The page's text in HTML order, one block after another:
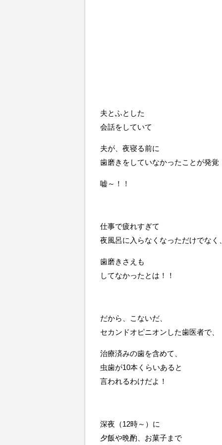
夫とふとした
会話をしていて
夫が、夜寝る前に
歯磨きをしていなかったことが発覚
嘘～！！
仕事で疲れすぎて
夜風呂に入らなくなっただけでなく
歯磨きさえも
してなかったとは！！
だから、こないだ、
セカンドオピニオンした歯医者で、
治療済みの歯を含めて、
虫歯が10本くらいあると
言われるわけだよ！
深夜（12時～）に
夕飯や晩酌、お菓子まで